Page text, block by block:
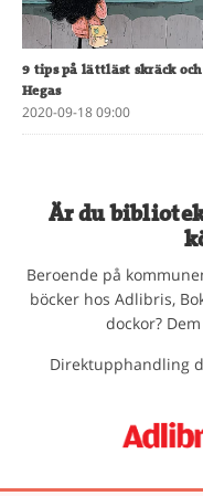
9 tips på lättläst skräck
Hegas
2020-09-18 09:00
Är du
Beroende på
böcker hos Adlibris,
dockor?
Direktupphandling